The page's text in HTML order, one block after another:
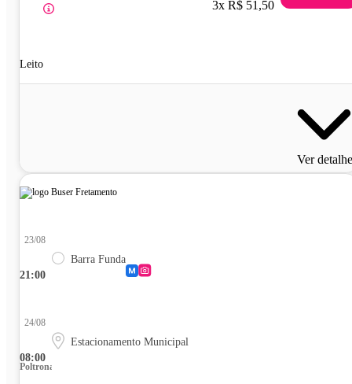
Leito
3x R$ 51,50
Ver
21:00
23/08
Barra Funda
08:00
24/08
Estacionamento Municipal
Poltrona